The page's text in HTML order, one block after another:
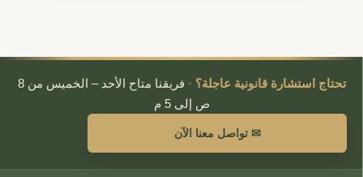
تحتاج استشارة قانونية عاجلة؟ ·
فريقنا متاح الأحد – الخميس من 8
ص إلى 5 م
✉ تواصل معنا الآن